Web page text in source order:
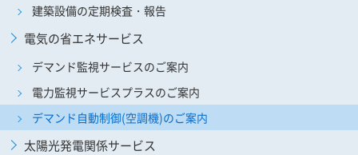
建築設備の定期検査・報告
電気の省エネサービス
デマンド監視サービスのご案内
電力監視サービスプラスのご案内
デマンド自動制御(空調機)のご案内
太陽光発電関係サービス